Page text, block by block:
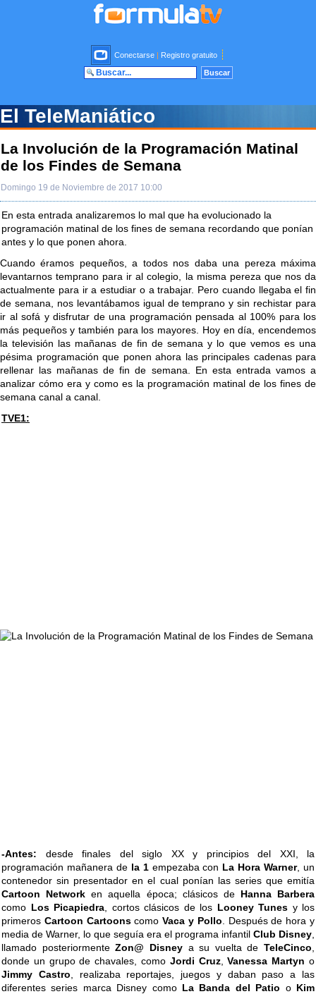
Conectarse | Registro gratuito
El TeleManiático
La Involución de la Programación Matinal
de los Findes de Semana
Domingo 19 de Noviembre de 2017 10:00
En esta entrada analizaremos lo mal que ha evolucionado la
programación matinal de los fines de semana recordando que ponían
antes y lo que ponen ahora.
Cuando éramos pequeños, a todos nos daba una pereza máxima
levantarnos temprano para ir al colegio, la misma pereza que nos da
actualmente para ir a estudiar o a trabajar. Pero cuando llegaba el fin
de semana, nos levantábamos igual de temprano y sin rechistar para
ir al sofá y disfrutar de una programación pensada al 100% para los
más pequeños y también para los mayores. Hoy en día, encendemos
la televisión las mañanas de fin de semana y lo que vemos es una
pésima programación que ponen ahora las principales cadenas para
rellenar las mañanas de fin de semana. En esta entrada vamos a
analizar cómo era y como es la programación matinal de los fines de
semana canal a canal.
TVE1:
-Antes: desde finales del siglo XX y principios del XXI, la
programación mañanera de la 1empezaba con La Hora Warner, un
contenedor sin presentador en el cual ponían las series que emitía
Cartoon Network en aquella época; clásicos de Hanna Barbera
como Los Picapiedra , cortos clásicos de los Looney Tunes y los
primeros Cartoon CartoonscomoVaca y Pollo . Después de hora y
media de Warner, lo que seguía era el programa infantil Club Disney
llamado posteriormenteZon@ Disneya su vuelta de TeleCinco
donde un grupo de chavales, como Jordi Cruz,Vanessa Martyn o
Jimmy Castro , realizaba reportajes, juegos y daban paso a las
diferentes series marca Disney como La Banda del Patio o Kim